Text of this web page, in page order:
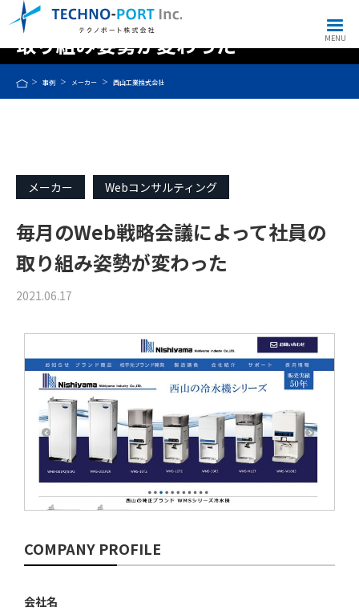
MENU
毎月のWeb戦略会議によって社員の
取り組み姿勢が変わった
事例 メーカー 西山工業株式会社
メーカー Webコンサルティング
毎月のWeb戦略会議によって社員の
取り組み姿勢が変わった
2021.06.17
COMPANY PROFILE
会社名